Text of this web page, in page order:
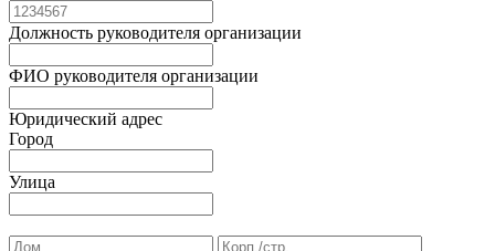
Должность руководителя организации
ФИО руководителя организации
Юридический адрес
Город
Улица